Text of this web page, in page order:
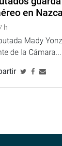
en Nazca
h
Mady
de la Cámara...